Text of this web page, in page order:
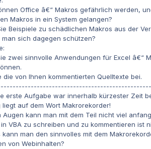
Office â€“ Makros gefährlich werden,
Makros in ein System gelangen?
Beispiele zu schädlichen Makros aus der
man sich dagegen schützen?
zwei sinnvolle Anwendungen für Excel â€“
die von Ihnen kommentierten Quelltexte bei.
erste Aufgabe war innerhalb kürzester Zeit
liegt auf dem Wort Makrorekorder!
Augen kann man mit dem Teil nicht viel
in VBA zu schreiben und zu kommentieren
kann man den sinnvolles mit dem
von Webinhalten?